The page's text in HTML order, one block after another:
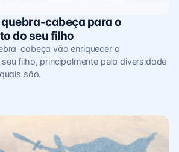
cabeça para o
do seu filho
cabeça vão enriquecer o
filho, principalmente pela diversidade
são.